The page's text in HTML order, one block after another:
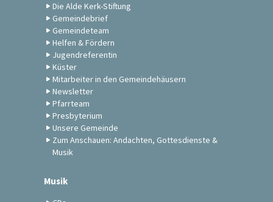
Die Alde Kerk-Stiftung
Gemeindebrief
Gemeindeteam
Helfen & Fördern
Jugendreferentin
Küster
Mitarbeiter in den Gemeindehäusern
Newsletter
Pfarrteam
Presbyterium
Unsere Gemeinde
Zum Anschauen: Andachten, Gottesdienste &
Musik
Musik